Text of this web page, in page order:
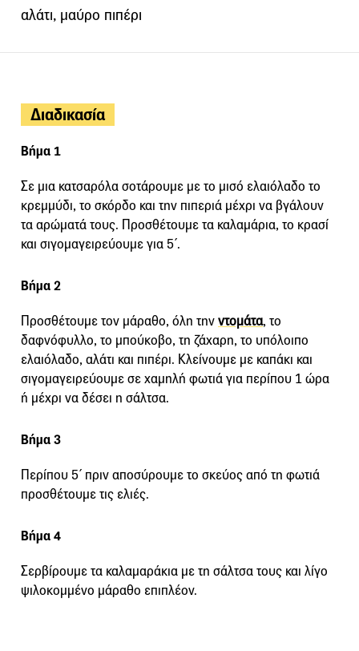
αλάτι, μαύρο πιπέρι
Διαδικασία
Βήμα 1
Σε μια κατσαρόλα σοτάρουμε με το μισό ελαιόλαδο το
κρεμμύδι, το σκόρδο και την πιπεριά μέχρι να βγάλουν
τα αρώματά τους. Προσθέτουμε τα καλαμάρια, το κρασί
και σιγομαγειρεύουμε για 5΄.
Βήμα 2
Προσθέτουμε τον μάραθο, όλη τηνντομάτα, το
δαφνόφυλλο, το μπούκοβο, τη ζάχαρη, το υπόλοιπο
ελαιόλαδο, αλάτι και πιπέρι. Κλείνουμε με καπάκι και
σιγομαγειρεύουμε σε χαμηλή φωτιά για περίπου 1 ώρα
ή μέχρι να δέσει η σάλτσα.
Βήμα 3
Περίπου 5΄ πριν αποσύρουμε το σκεύος από τη φωτιά
προσθέτουμε τις ελιές.
Βήμα 4
Σερβίρουμε τα καλαμαράκια με τη σάλτσα τους και λίγο
ψιλοκομμένο μάραθο επιπλέον.